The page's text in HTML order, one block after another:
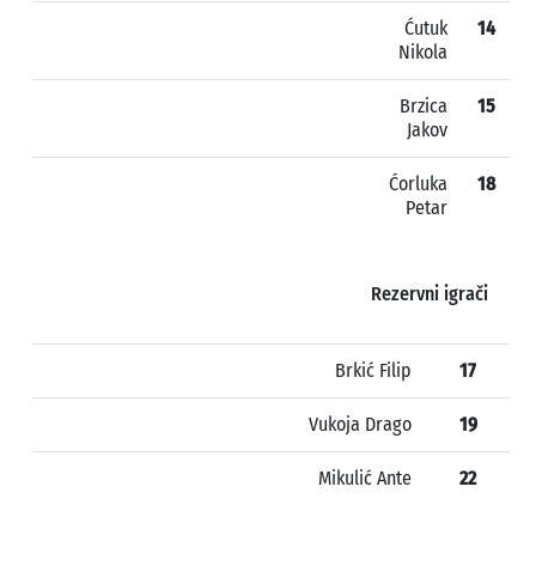
Ćutuk
Nikola
14
Brzica
Jakov
15
Ćorluka
Petar
18
Rezervni igrači
Brkić Filip 17
Vukoja Drago 19
Mikulić Ante 22